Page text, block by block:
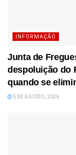
INFORMAÇÃO
Junta de
despoluição do
quando se
5 DE AGOSTO, 2026